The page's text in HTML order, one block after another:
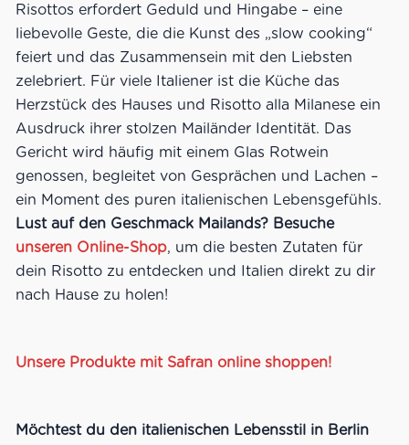
Risottos erfordert Geduld und Hingabe – eine
liebevolle Geste, die die Kunst des „slow cooking“
feiert und das Zusammensein mit den Liebsten
zelebriert. Für viele Italiener ist die Küche das
Herzstück des Hauses und Risotto alla Milanese ein
Ausdruck ihrer stolzen Mailänder Identität. Das
Gericht wird häufig mit einem Glas Rotwein
genossen, begleitet von Gesprächen und Lachen –
ein Moment des puren italienischen Lebensgefühls.
Lust auf den Geschmack Mailands? Besuche
unseren Online-Shop, um die besten Zutaten für
dein Risotto zu entdecken und Italien direkt zu dir
nach Hause zu holen!
Unsere Produkte mit Safran online shoppen!
Möchtest du den italienischen Lebensstil in Berlin